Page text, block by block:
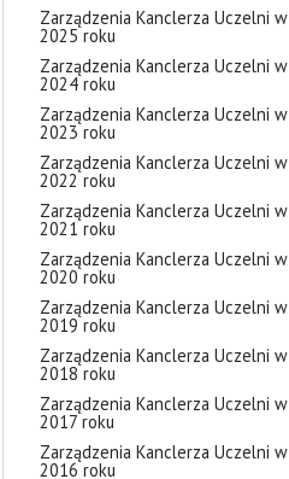
Zarządzenia Kanclerza Uczelni w
2025 roku
Zarządzenia Kanclerza Uczelni w
2024 roku
Zarządzenia Kanclerza Uczelni w
2023 roku
Zarządzenia Kanclerza Uczelni w
2022 roku
Zarządzenia Kanclerza Uczelni w
2021 roku
Zarządzenia Kanclerza Uczelni w
2020 roku
Zarządzenia Kanclerza Uczelni w
2019 roku
Zarządzenia Kanclerza Uczelni w
2018 roku
Zarządzenia Kanclerza Uczelni w
2017 roku
Zarządzenia Kanclerza Uczelni w
2016 roku